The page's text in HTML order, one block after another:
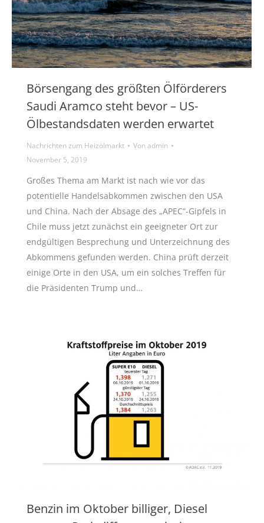
Börsengang des größten Ölförderers
Saudi Aramco steht bevor – US-
Ölbestandsdaten werden erwartet
Nachrichten zum Heizölmarkt Vonadmin
November 5, 2019
Großes Thema am Markt ist nach wie vor das
potentielle Handelsabkommen zwischen den USA
und China. Nach der Absage des „APEC“-Gipfels in
Chile muss jetzt zunächst ein geeigneter Ort zur
endgültigen Besprechung und Unterzeichnung des
Abkommens gefunden werden. China prüft derzeit
einige Orte in den USA, um ein solches Treffen für
die Präsidenten Trump und…
Benzin im Oktober billiger, Diesel